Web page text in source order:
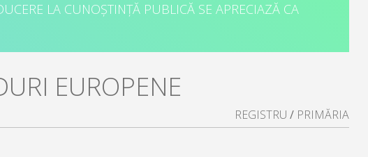
LA CUNOȘTINȚĂ PUBLICĂ SE APRECIAZĂ CA
EUROPENE
REGISTRU / PRIMĂRIA